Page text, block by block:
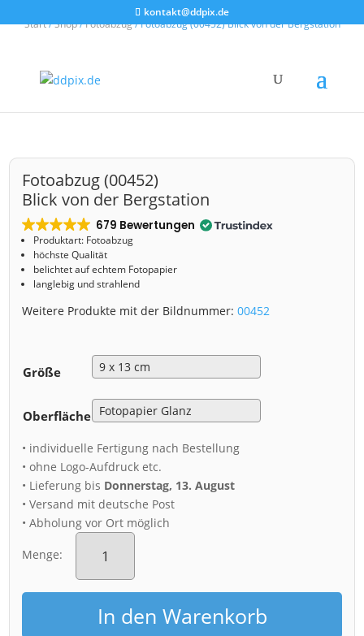
kontakt@ddpix.de
Start/Shop/Fotoabzug/ Fotoabzug (00452) Blick von der Bergstation
Fotoabzug (00452)
Blick von der Bergstation
679 Bewertungen
Produktart: Fotoabzug
höchste Qualität
belichtet auf echtem Fotopapier
langlebig und strahlend
Weitere Produkte mit der Bildnummer:00452
Größe
Oberfläche
• individuelle Fertigung nach Bestellung
• ohne Logo-Aufdruck etc.
• Lieferung bis Donnerstag, 13. August
• Versand mit deutsche Post
• Abholung vor Ort möglich
Menge:
Fotoabzug
(00452)
von
der
Bergstation
MengeIn den Warenkorb